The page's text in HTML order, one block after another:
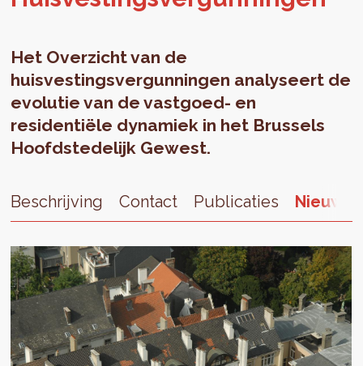
Het Overzicht van de
huisvestingsvergunningen analyseert de
evolutie van de vastgoed- en
residentiële dynamiek in het Brussels
Hoofdstedelijk Gewest.
Beschrijving Contact Publicaties Nieuws